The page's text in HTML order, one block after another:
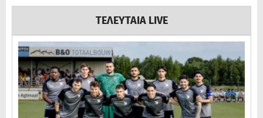
ΤΕΛΕΥΤΑΙΑ LIVE